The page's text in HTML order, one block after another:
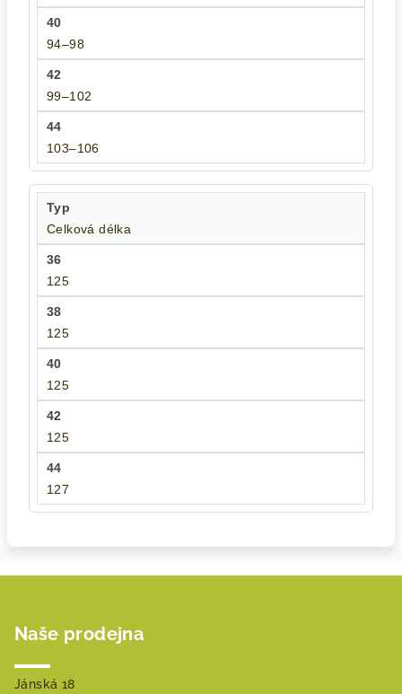
94–98
99–102
103–106
Celková délka
125
125
125
125
127
Naše prodejna
Jánská 18